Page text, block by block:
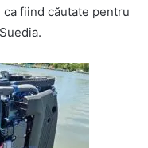
fiind căutate pentru